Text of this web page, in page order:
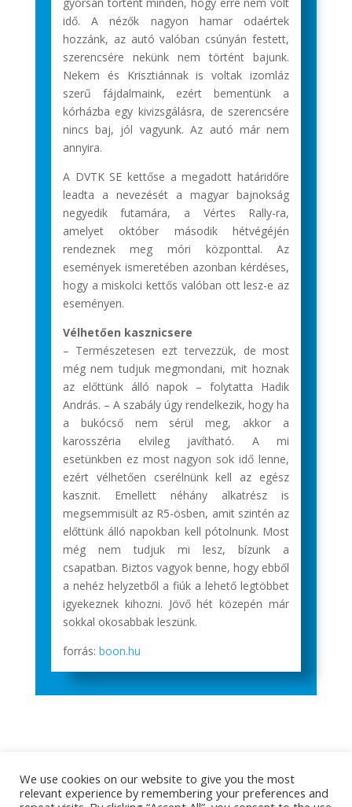
idő. A nézők nagyon hamar odaértek
hozzánk, az autó valóban csúnyán festett,
szerencsére nekünk nem történt bajunk.
Nekem és Krisztiánnak is voltak izomláz
szerű fájdalmaink, ezért bementünk a
kórházba egy kivizsgálásra, de szerencsére
nincs baj, jól vagyunk. Az autó már nem
annyira.
A DVTK SE kettőse a megadott határidőre
leadta a nevezését a magyar bajnokság
negyedik futamára, a Vértes Rally-ra,
amelyet október második hétvégéjén
rendeznek meg móri központtal. Az
események ismeretében azonban kérdéses,
hogy a miskolci kettős valóban ott lesz-e az
eseményen.
Vélhetően kasznicsere
– Természetesen ezt tervezzük, de most
még nem tudjuk megmondani, mit hoznak
az előttünk álló napok – folytatta Hadik
András. – A szabály úgy rendelkezik, hogy ha
a bukócső nem sérül meg, akkor a
karosszéria elvileg javítható. A mi
esetünkben ez most nagyon sok idő lenne,
ezért vélhetően cserélnünk kell az egész
kasznit. Emellett néhány alkatrész is
megsemmisült az R5-ösben, amit szintén az
előttünk álló napokban kell pótolnunk. Most
még nem tudjuk mi lesz, bízunk a
csapatban. Biztos vagyok benne, hogy ebből
a nehéz helyzetből a fiúk a lehető legtöbbet
igyekeznek kihozni. Jövő hét közepén már
sokkal okosabbak leszünk.
forrás: boon.hu
We use cookies on our website to give you the most
relevant experience by remembering your preferences and